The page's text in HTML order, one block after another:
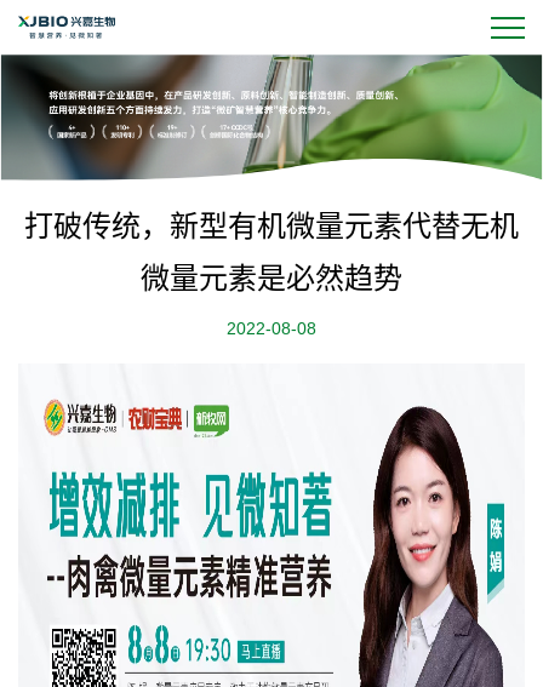
打破传统，新型有机微量元素代替无机
微量元素是必然趋势
2022-08-08